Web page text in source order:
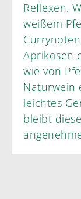
Reflexen.
weißem
Aprikosen
wie von
Naturwein
leichtes
bleibt